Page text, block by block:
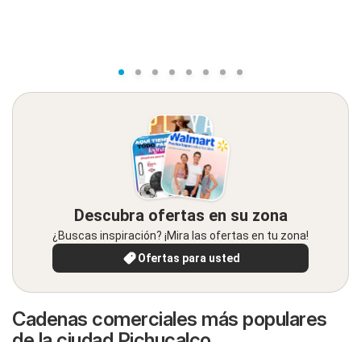
Descubra ofertas en su zona
¿Buscas inspiración? ¡Mira las ofertas en tu zona!
Ofertas para usted
Cadenas comerciales más populares